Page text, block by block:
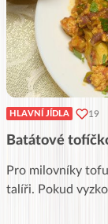
HLAVNÍ JÍDLA 19
Batátové
Pro milovníky
talíři. Pokud